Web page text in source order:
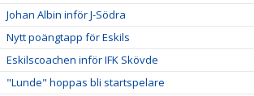
Johan Albin inför J-Södra
Nytt poängtapp för Eskils
Eskilscoachen inför IFK Skövde
"Lunde" hoppas bli startspelare